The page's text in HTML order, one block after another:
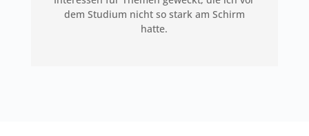
dem Studium nicht so stark am Schirm
hatte.